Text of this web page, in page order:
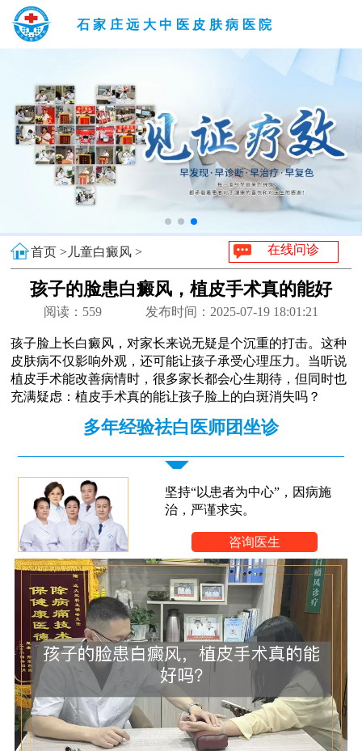
石家庄远大中医皮肤病医院
首页 > 儿童白癜风 > 在线问诊
孩子的脸患白癜风，植皮手术真的能好
吗？
阅读： 559 发布时间：2025-07-19 18:01:21
孩子脸上长白癜风，对家长来说无疑是个沉重的打击。这种
皮肤病不仅影响外观，还可能让孩子承受心理压力。当听说
植皮手术能改善病情时，很多家长都会心生期待，但同时也
充满疑虑：植皮手术真的能让孩子脸上的白斑消失吗？
多年经验祛白医师团坐诊
坚持“以患者为中心”，因病施
治，严谨求实。
咨询医生